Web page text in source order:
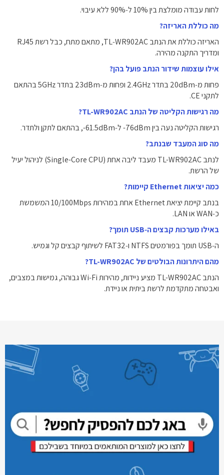
לחות עבודה מומלצת בין ‎10%‎ ל‑‎90%‎ ללא עיבוי.
מה כוללת האריזה?
האריזה כוללת את הנתב TL‑WR902AC, מתאם מתח, כבל רשת RJ45
ומדריך התקנה מהירה.
אילו עוצמות שידור הנתב פועל בהן?
פחות מ‑‎20dBm‎ בתדר ‎2.4GHz‎ ופחות מ‑‎23dBm‎ בתדר ‎5GHz‎ בהתאם
לתקני CE.
מה רגישות הקליטה של הנתב TL-WR902AC?
רגישות הקליטה נעה בין ‎-76dBm‎ ל‑‎-61.5dBm‎, בהתאם לתקן ולתדר.
מה סוג המעבד שבנתב?
לנתב TL-WR902AC מעבד ליבה אחת (Single-Core CPU) לניהול יעיל
של הרשת.
כמה יציאות Ethernet קיימות?
בנתב קיימת יציאת Ethernet אחת במהירות ‎10/100Mbps‎ המשמשת
כ‑WAN או LAN.
באילו מערכות קבצים ה‑USB תומך?
ה‑USB תומך בפורמטים NTFS ו‑FAT32 לשיתוף קבצים קל וגמיש.
מהם היתרונות הבולטים של TL-WR902AC?
הנתב TL-WR902AC מציע ניידות, מהירות Wi‑Fi גבוהה, גמישות במצבים,
ואבטחה מתקדמת לרשת ביתית או ניידת.